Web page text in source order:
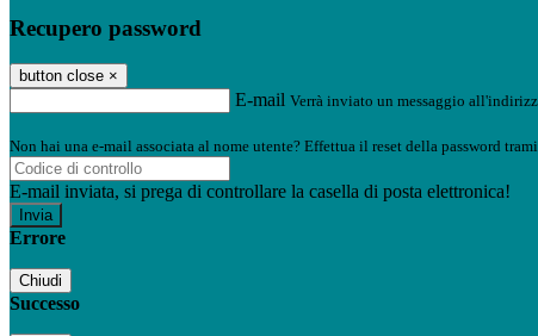
Recupero password
button close ×
E-mail Verrà inviato un messaggio
Non hai una e-mail associata al nome utente? Effettua il reset della password
E-mail inviata, si prega di controllare la casella di posta elettronica!
Errore
Chiudi
Successo